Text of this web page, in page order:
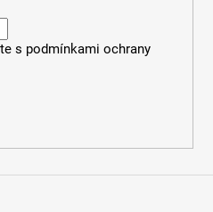
s podmínkami ochrany